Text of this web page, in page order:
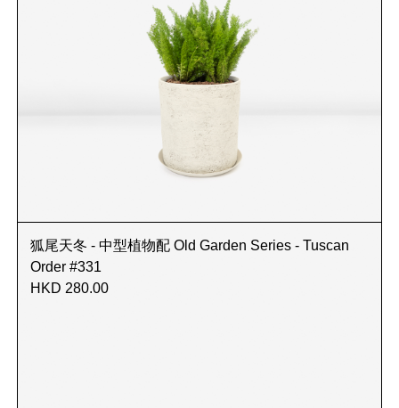
狐尾天冬 - 中型植物配 Old Garden Series - Tuscan
Order #331
HKD 280.00